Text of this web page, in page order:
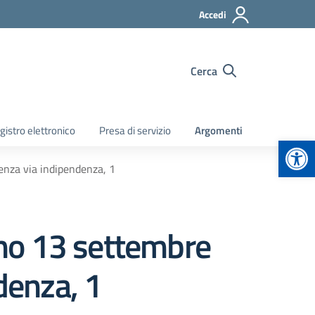
Accedi
Cerca
elettronico Presa di servizio Argomenti
via indipendenza, 1
13 settembre
1